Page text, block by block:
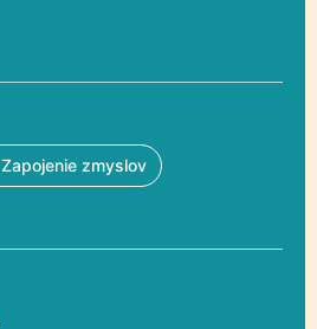
Zapojenie zmyslov